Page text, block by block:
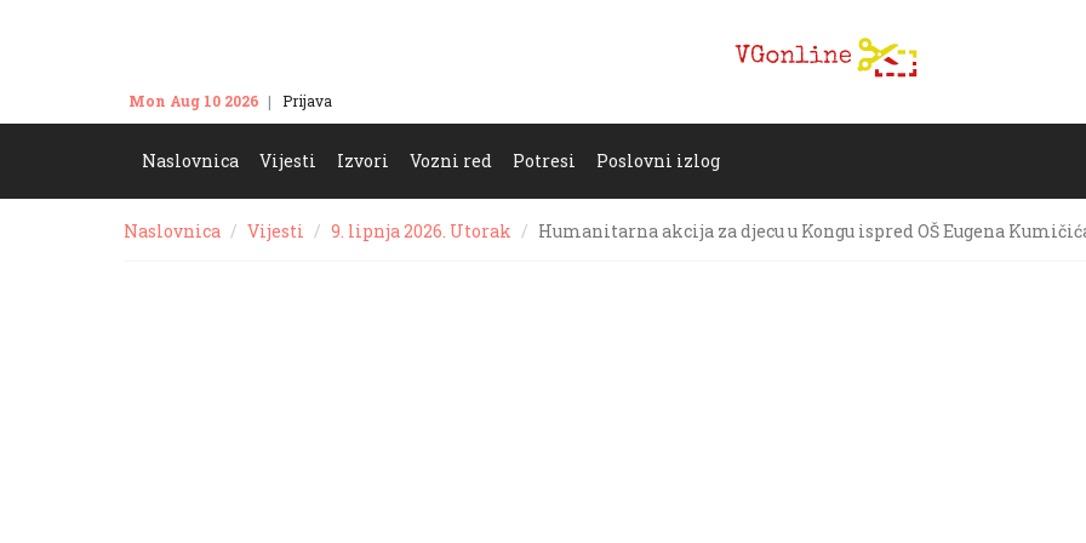
Mon Aug 10 2026 Prijava
Naslovnica Vijesti Izvori Vozni red Potresi Poslovni izlog
Naslovnica Vijesti 9. lipnja 2026. Utorak Humanitarna akcija za djecu u Kongu ispred OŠ Eugena